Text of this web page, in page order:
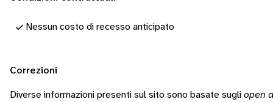
Nessun costo di recesso anticipato
Correzioni
Diverse informazioni presenti sul sito sono basate sugli open